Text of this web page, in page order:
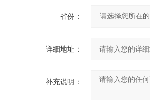
省份：
详细地址：
补充说明：